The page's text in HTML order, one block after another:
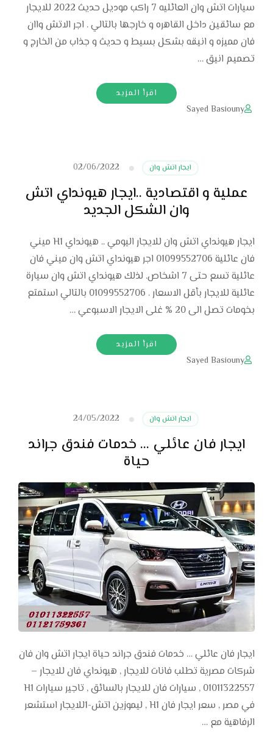
سيارات اتش وان العائليه 7 راكب موديل حديث 2022 للايجار
مع سائقين داخل القاهره و خارجها بالتالي . اجر الاتش واان
فان مميزه و انيقه بشكل بسيط و حديث و جذاب من الخارج و
تصميم انيق …
اقرأ المزيد
Sayed Basiouny
ايجار اتش وان 02/06/2022
عملية و اقتصادية ..ايجار هيونداي اتش
وان الشكل الجديد
ايجار هيونداي اتش وان للايجار اليومي .. هيونداي H1 ميني
فان عائلية 01099552706 اجر هيونداي اتش وان ميني فان
عائلية تسع حتى 7 اشخاص. لذلك هيونداي اتش وان سيارة
عائلية للايجار بأقل الاسعار . 01099552706 بالتالي استمتع
بخومات تصل الى 20 % غلى الايجار الاسبوعي …
اقرأ المزيد
Sayed Basiouny
ايجار اتش وان 24/05/2022
ايجار فان عائلي … خدمات فندق جراند
حياة
ايجار فان عائلي … خدمات فندق جراند حياة ايجار اتش وان فان
شركات مصرية تطلب فانات للايجار , هيونداي فان للايجار –
01011322557 , سيارات فان للايجار بالسائق , تاجير سيارات H1
في مصر , سعر ايجار فان H1 , ليموزين اتش-1للايجار استشعر
الرفاهية مع …